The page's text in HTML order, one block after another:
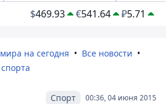
$469.93 €541.64 ₽5.71
на сегодня
Все новости
00:36, 04 июня 2015
Спорт